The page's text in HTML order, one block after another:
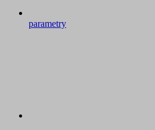
parametry